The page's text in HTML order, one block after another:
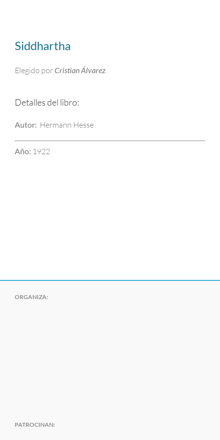
Siddhartha
Elegido porCristian Álvarez.
Detalles del libro:
Autor: Hermann Hesse
Año: 1922
ORGANIZA:
PATROCINAN: